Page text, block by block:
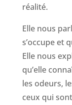
réalité.
Elle nous
s’occupe et
Elle nous
qu’elle
les odeurs,
ceux qui